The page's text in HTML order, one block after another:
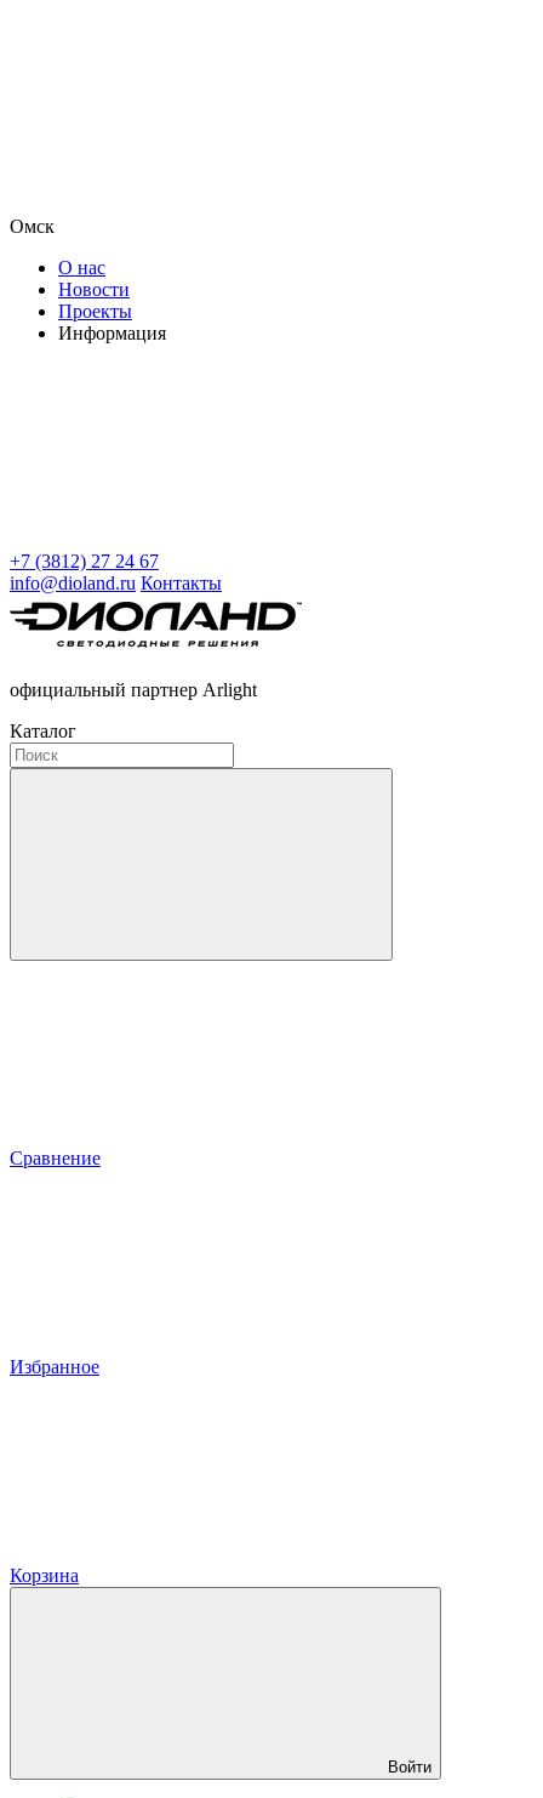
Омск
О нас
Новости
Проекты
Информация
+7 (3812) 27 24 67
info@dioland.ru Контакты
официальный партнер Arlight
Каталог
Сравнение
Избранное
Корзина
Войти